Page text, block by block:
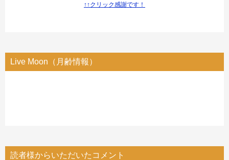
↑↑クリック感謝です！
Live Moon（月齢情報）
読者様からいただいたコメント